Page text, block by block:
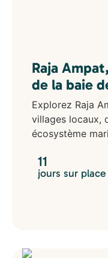
Raja
de la baie
Explorez Raja
villages locaux,
écosystème
11
jours sur place